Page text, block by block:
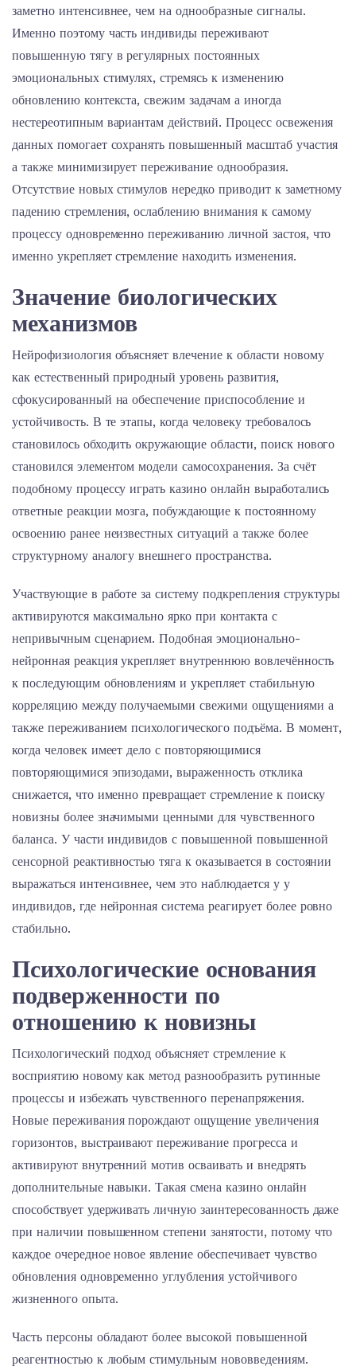
заметно интенсивнее, чем на однообразные сигналы.
Именно поэтому часть индивиды переживают
повышенную тягу в регулярных постоянных
эмоциональных стимулях, стремясь к изменению
обновлению контекста, свежим задачам а иногда
нестереотипным вариантам действий. Процесс освежения
данных помогает сохранять повышенный масштаб участия
а также минимизирует переживание однообразия.
Отсутствие новых стимулов нередко приводит к заметному
падению стремления, ослаблению внимания к самому
процессу одновременно переживанию личной застоя, что
именно укрепляет стремление находить изменения.
Значение биологических
механизмов
Нейрофизиология объясняет влечение к области новому
как естественный природный уровень развития,
сфокусированный на обеспечение приспособление и
устойчивость. В те этапы, когда человеку требовалось
становилось обходить окружающие области, поиск нового
становился элементом модели самосохранения. За счёт
подобному процессу играть казино онлайн выработались
ответные реакции мозга, побуждающие к постоянному
освоению ранее неизвестных ситуаций а также более
структурному аналогу внешнего пространства.
Участвующие в работе за систему подкрепления структуры
активируются максимально ярко при контакта с
непривычным сценарием. Подобная эмоционально-
нейронная реакция укрепляет внутреннюю вовлечённость
к последующим обновлениям и укрепляет стабильную
корреляцию между получаемыми свежими ощущениями а
также переживанием психологического подъёма. В момент,
когда человек имеет дело с повторяющимися
повторяющимися эпизодами, выраженность отклика
снижается, что именно превращает стремление к поиску
новизны более значимыми ценными для чувственного
баланса. У части индивидов с повышенной повышенной
сенсорной реактивностью тяга к оказывается в состоянии
выражаться интенсивнее, чем это наблюдается у у
индивидов, где нейронная система реагирует более ровно
стабильно.
Психологические основания
подверженности по
отношению к новизны
Психологический подход объясняет стремление к
восприятию новому как метод разнообразить рутинные
процессы и избежать чувственного перенапряжения.
Новые переживания порождают ощущение увеличения
горизонтов, выстраивают переживание прогресса и
активируют внутренний мотив осваивать и внедрять
дополнительные навыки. Такая смена казино онлайн
способствует удерживать личную заинтересованность даже
при наличии повышенном степени занятости, потому что
каждое очередное новое явление обеспечивает чувство
обновления одновременно углубления устойчивого
жизненного опыта.
Часть персоны обладают более высокой повышенной
реагентностью к любым стимульным нововведениям.